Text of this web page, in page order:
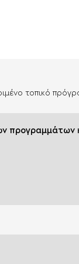
τοπικό
προγραμμάτων